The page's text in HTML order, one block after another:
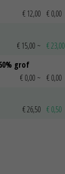
€ 12,00 € 0,00
€ 15,00 ~ € 23,00
grof
€ 0,00 ~ € 0,00
€ 26,50 € 0,50